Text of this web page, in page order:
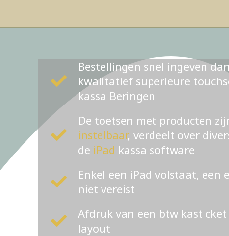
Bestellingen snel ingeven
kwalitatief superieure
kassa Beringen
De toetsen met producten
instelbaar, verdeelt over
de iPad kassa software
Enkel een iPad volstaat, een
niet vereist
Afdruk van een btw
layout